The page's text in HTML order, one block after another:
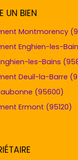
UN BIEN
Montmorency
Enghien-les-
les-Bains
Deuil-la-Barre
(95600)
Ermont (95120)